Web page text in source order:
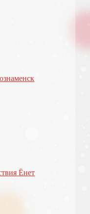
Ёнет